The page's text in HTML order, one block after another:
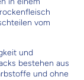
vom
und
bestehen aus
und ohne